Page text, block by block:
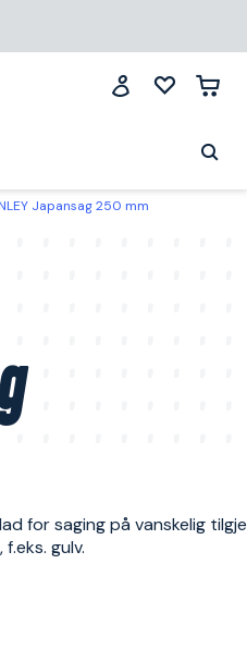
Japansag 250 mm
for saging på vanskelig
gulv.